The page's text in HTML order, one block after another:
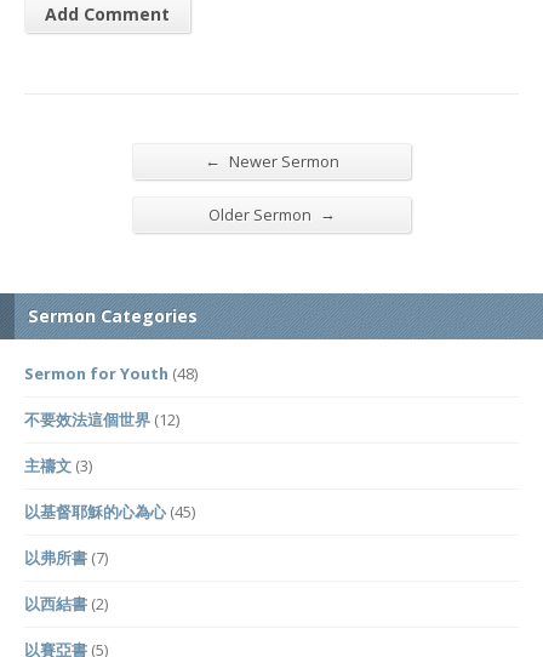
← Newer Sermon
Older Sermon →
Sermon Categories
Sermon for Youth (48)
不要效法這個世界 (12)
主禱文 (3)
以基督耶穌的心為心(45)
以弗所書 (7)
以西結書 (2)
以賽亞書 (5)